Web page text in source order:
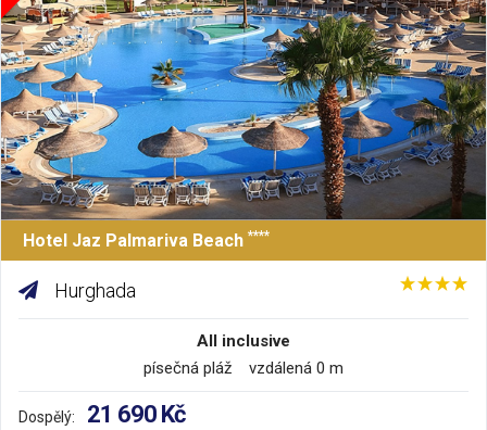
Hotel Jaz Palmariva Beach ****
Hurghada
All inclusive
písečná pláž vzdálená 0 m
Dospělý: 21 690 Kč